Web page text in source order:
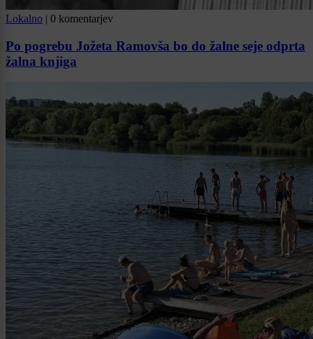
Lokalno | 0 komentarjev
Po pogrebu Jožeta Ramovša bo do žalne seje odprta
žalna knjiga